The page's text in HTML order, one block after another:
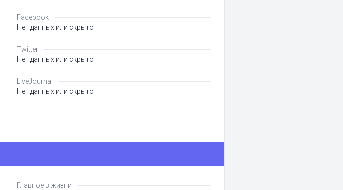
Facebook
Нет данных или скрыто
Twitter
Нет данных или скрыто
LiveJournal
Нет данных или скрыто
Главное в жизни